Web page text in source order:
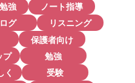
強
ノート指導
グ
リスニング
保護者向け
プ
勉強
く
受験